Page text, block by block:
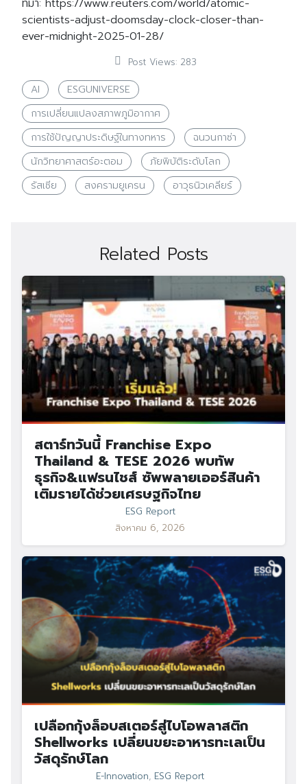
ที่มา: https://www.reuters.com/world/atomic-
scientists-adjust-doomsday-clock-closer-than-
ever-midnight-2025-01-28/
Post Views: 283
AI
ESGUNIVERSE
การเปลี่ยนแปลงสภาพภูมิอากาศ
การใช้ปัญญาประดิษฐ์ในทางทหาร
ฉนวนกาซ่า
นักวิทยาศาสตร์อะตอม
ภัยพิบัติระดับโลก
รัสเซีย
สงครามยูเครน อาวุธนิวเคลียร์
Related Posts
สตาร์ทวันนี้ Franchise Expo
Thailand & TESE 2026 พบทัพ
ธุรกิจ&แฟรนไชส์ ซัพพลายเออร์สินค้า
เติมรายได้ช่วยเศรษฐกิจไทย
ESG Report
สิงหาคม 6, 2026
เปลือกกุ้งล็อบสเตอร์สู่ไบโอพลาสติก
Shellworks เปลี่ยนขยะอาหารทะเลเป็น
วัสดุรักษ์โลก
E-Innovation, ESG Report